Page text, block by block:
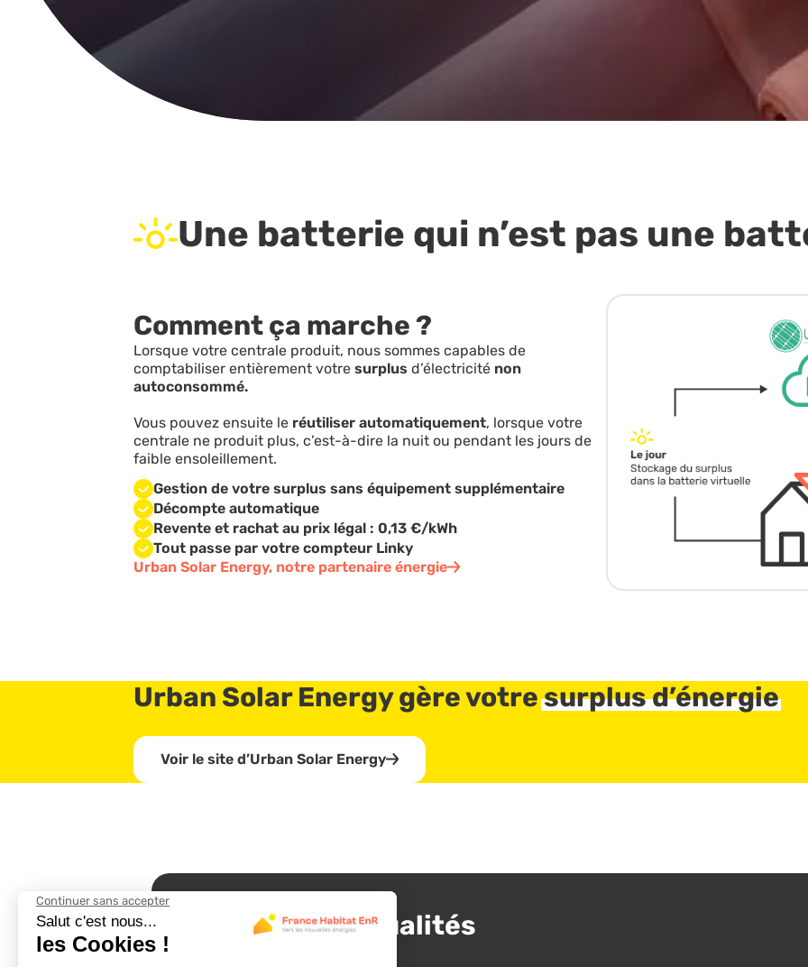
Une batterie qui n’est pas une
Comment ça marche ?
Lorsque votre centrale produit, nous sommes capables de
comptabiliser entièrement votre surplus d’électricité non
autoconsommé.
Vous pouvez ensuite le réutiliser automatiquement, lorsque votre
centrale ne produit plus, c’est-à-dire la nuit ou pendant les jours de
faible ensoleillement.
Gestion de votre surplus sans équipement supplémentaire
Décompte automatique
Revente et rachat au prix légal : 0,13 €/kWh
Tout passe par votre compteur Linky
Urban Solar Energy, notre partenaire énergie
Urban Solar Energy gère votresurplus d’énergie
Voir le site d’Urban Solar Energy
Suivez nos actualités